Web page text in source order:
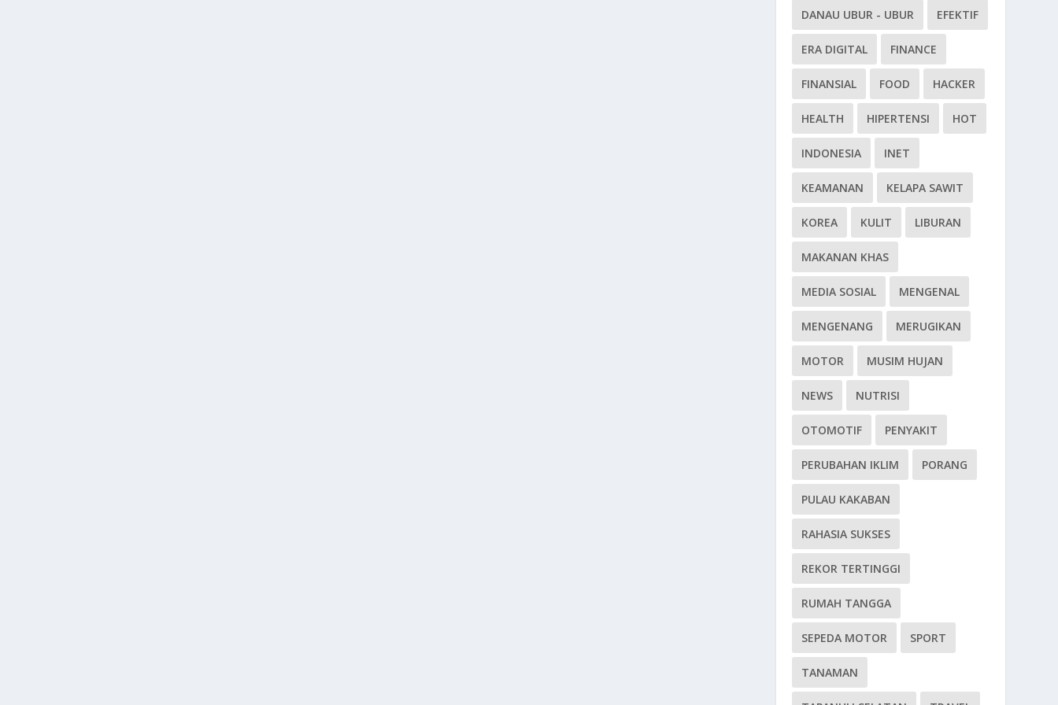
DANAU UBUR - UBUR EFEKTIF
ERA DIGITAL FINANCE
FINANSIAL FOOD HACKER
HEALTH HIPERTENSI HOT
INDONESIA INET
KEAMANAN KELAPA SAWIT
KOREA KULIT LIBURAN
MAKANAN KHAS
MEDIA SOSIAL MENGENAL
MENGENANG MERUGIKAN
MOTOR MUSIM HUJAN
NEWS NUTRISI
OTOMOTIF PENYAKIT
PERUBAHAN IKLIM PORANG
PULAU KAKABAN
RAHASIA SUKSES
REKOR TERTINGGI
RUMAH TANGGA
SEPEDA MOTOR SPORT
TANAMAN